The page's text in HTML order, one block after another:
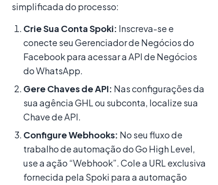
simplificada do processo:
Crie Sua Conta Spoki: Inscreva-se e
conecte seu Gerenciador de Negócios do
Facebook para acessar a API de Negócios
do WhatsApp.
Gere Chaves de API: Nas configurações da
sua agência GHL ou subconta, localize sua
Chave de API.
Configure Webhooks: No seu fluxo de
trabalho de automação do Go High Level,
use a ação “Webhook”. Cole a URL exclusiva
fornecida pela Spoki para a automação